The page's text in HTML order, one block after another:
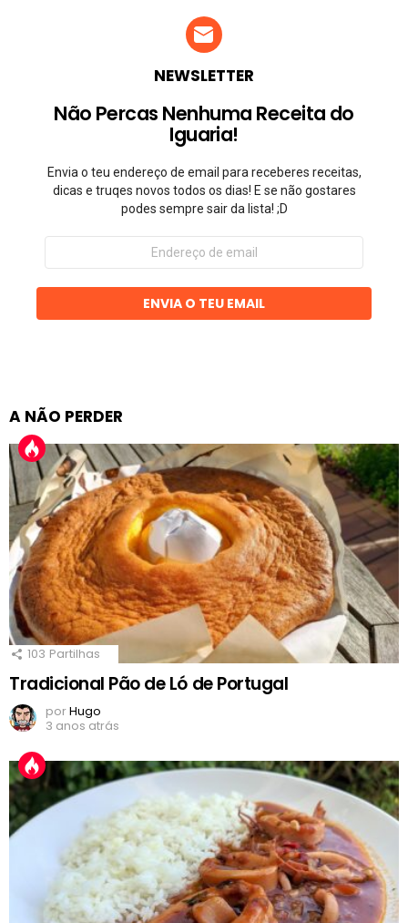
NEWSLETTER
Não Percas Nenhuma Receita do
Iguaria!
Envia o teu endereço de email para receberes receitas,
dicas e truqes novos todos os dias! E se não gostares
podes sempre sair da lista! ;D
Endereço
email
ENVIA O TEU EMAIL
A NÃO PERDER
103 Partilhas
Tradicional Pão de Ló de Portugal
porHugo
3 anos atrás